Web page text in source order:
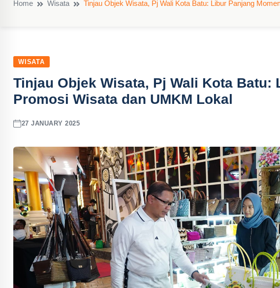
Home Wisata Tinjau Objek Wisata, Pj Wali Kota Batu: Libur Panjang
WISATA
Tinjau Objek Wisata, Pj Wali Kota Batu:
Promosi Wisata dan UMKM Lokal
27 JANUARY 2025